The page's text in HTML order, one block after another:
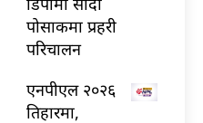
पोसाकमा प्रहरी
परिचालन
एनपीएल २०२६
तिहारमा,